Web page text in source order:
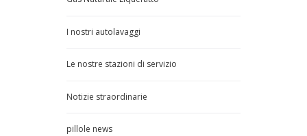
I nostri autolavaggi
Le nostre stazioni di servizio
Notizie straordinarie
pillole news